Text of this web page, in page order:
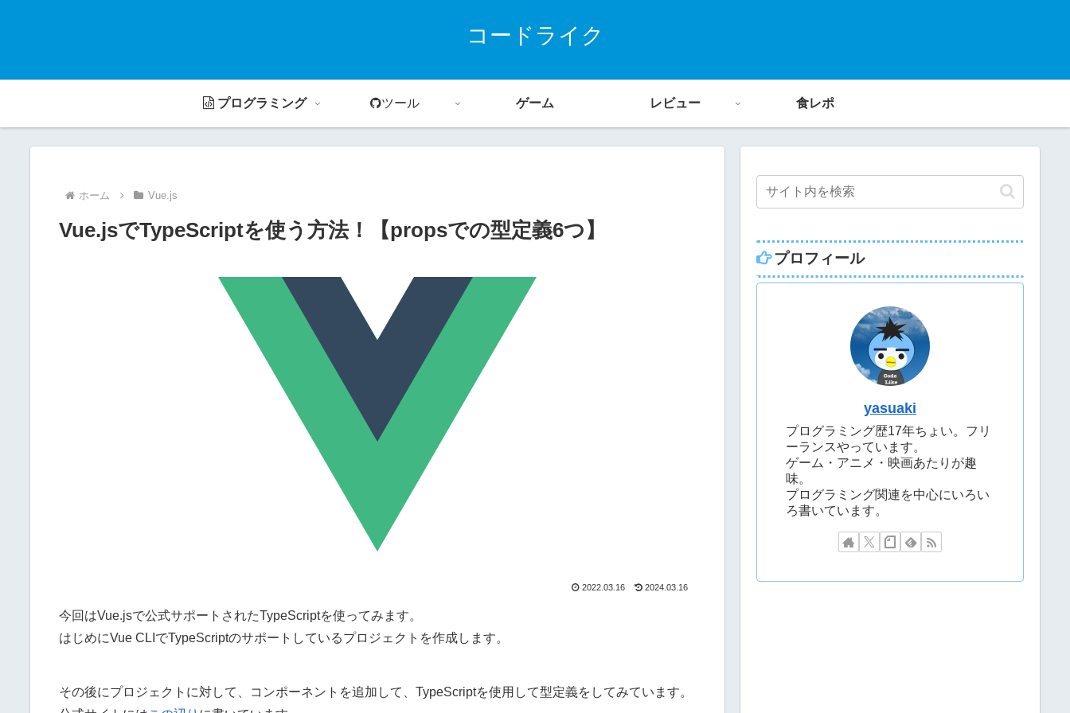
コードライク
プログラミング ツール ゲーム レビュー 食レポ
ホーム Vue.js
Vue.jsでTypeScriptを使う方法！【propsでの型定義6つ】
2022.03.16 2024.03.16
今回はVue.jsで公式サポートされたTypeScriptを使ってみます。
はじめにVue CLIでTypeScriptのサポートしているプロジェクトを作成します。
その後にプロジェクトに対して、コンポーネントを追加して、TypeScriptを使用して型定義をしてみています。
プロフィール
yasuaki
プログラミング歴17年ちょい。フリ
ーランスやっています。
ゲーム・アニメ・映画あたりが趣
味。
プログラミング関連を中心にいろい
ろ書いています。